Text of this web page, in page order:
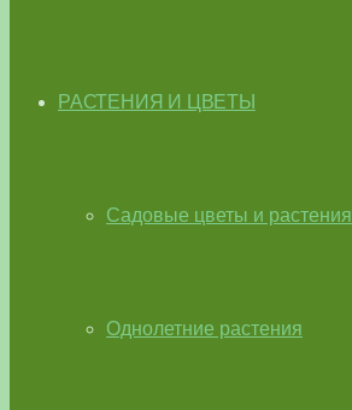
РАСТЕНИЯ И ЦВЕТЫ
Садовые цветы и растения
Однолетние растения